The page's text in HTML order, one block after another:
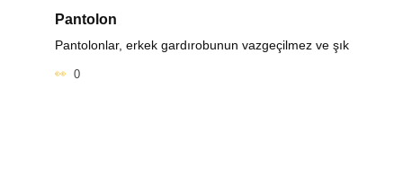
Pantolon
Pantolonlar, erkek gardırobunun vazgeçilmez ve şık
0